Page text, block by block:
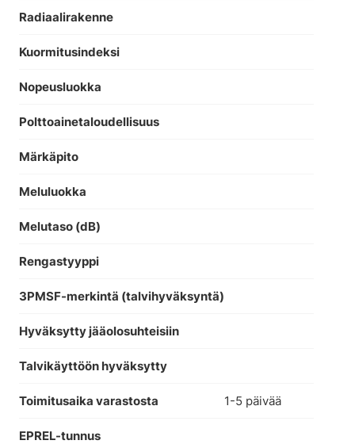
Radiaalirakenne
Kuormitusindeksi
Nopeusluokka
Polttoainetaloudellisuus
Märkäpito
Meluluokka
Melutaso (dB)
Rengastyyppi
3PMSF-merkintä (talvihyväksyntä)
Hyväksytty jääolosuhteisiin
Talvikäyttöön hyväksytty
Toimitusaika varastosta 1-5 päivää
EPREL-tunnus